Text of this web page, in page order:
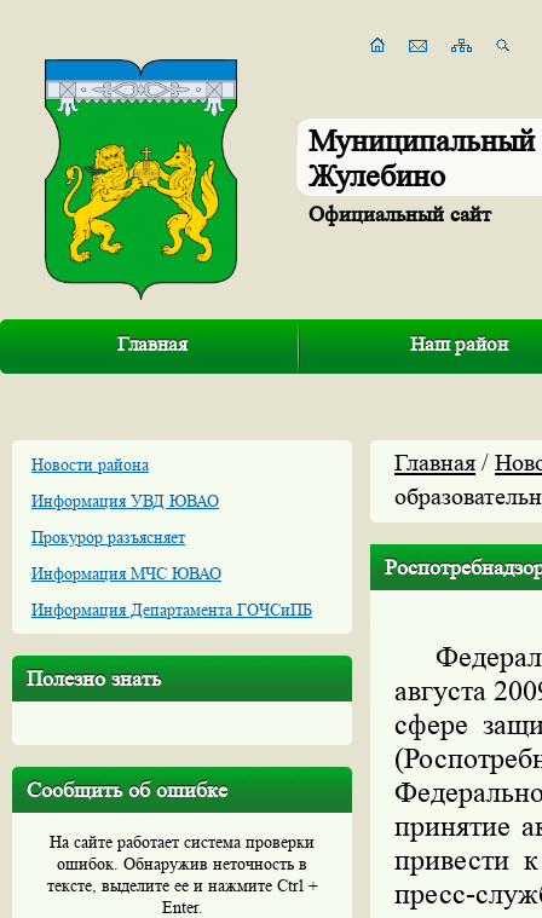
Муниципальный
Жулебино
Официальный сайт
Главная Наш район
Новости района
Информация УВД ЮВАО
Прокурор разъясняет
Информация МЧС ЮВАО
Информация Департамента ГОЧСиПБ
Полезно знать
Сообщить об ошибке
На сайте работает система проверки
ошибок. Обнаружив неточность в
тексте, выделите ее и нажмите Ctrl +
Enter.
Главная /
августа
сфере
принятие
привести
пресс-